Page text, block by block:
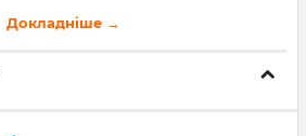
Докладніше →